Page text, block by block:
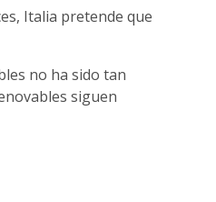
Italia pretende que
no ha sido tan
siguen